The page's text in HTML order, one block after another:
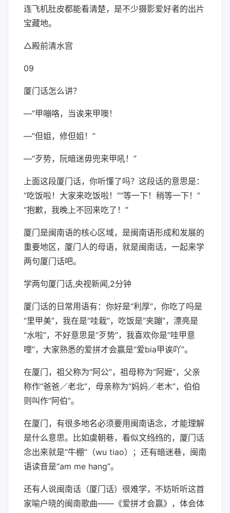
连飞机肚皮都能看清楚，是不少摄影爱好者的出片
宝藏地。
△殿前清水宫
09
厦门话怎么讲？
—“甲嘣咯，当诶来甲噢！
—“但姐，修但姐！”
—“歹势，阮暗迷毋兜来甲吼！”
上面这段厦门话，你听懂了吗？这段话的意思是：
“吃饭啦！大家来吃饭啦！”“等一下！稍等一下！”
“抱歉，我晚上不回来吃了！”
厦门是闽南语的核心区域，是闽南语形成和发展的
重要地区，厦门人的母语，就是闽南话，一起来学
两句厦门话吧。
学两句厦门话,央视新闻,2分钟
厦门话的日常用语有：你好是“利厚”，你吃了吗是
“里甲美”，我在是“哇栽”，吃饭是“夹蹦”，漂亮是
“水啦”，不好意思是“歹势”，我喜欢你是“哇甲意
哩”，大家熟悉的爱拼才会赢是“爱bia甲诶吖”。
在厦门，祖父称为“阿公”，祖母称为“阿嬷”，父亲
称作“爸爸／老北”，母亲称为“妈妈／老木”，伯伯
则叫作“阿伯”。
在厦门，有很多地名必须要用闽南语念，才能理解
是什么意思。比如虞朝巷，看似文绉绉的，厦门话
念出来就是“牛棚”（wu tiao）；还有暗迷巷，闽南
语读音是“am me hang”。
还有人说闽南话（厦门话）很难学，不妨听听这首
家喻户晓的闽南歌曲——《爱拼才会赢》，体会体